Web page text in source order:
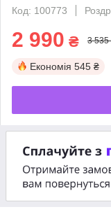
Код: 100773
2 990 ₴ 3 535
Економія 545 ₴